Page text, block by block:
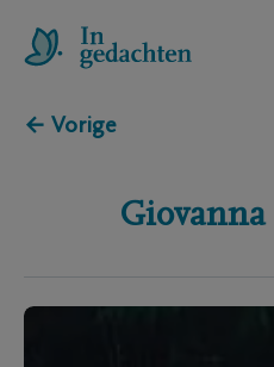
← Vorige
Giovanna